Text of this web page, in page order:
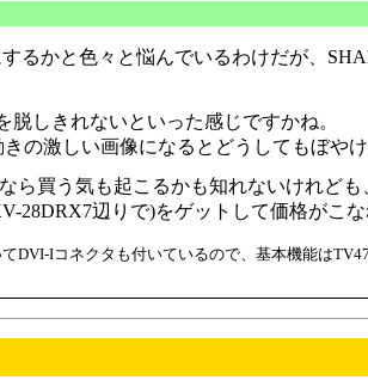
るかと色々と悩んでいるわけだが、
しきれないといった感じですかね。
の激しい画像になるとどうしてもぼや
ら買う気も起こるかも知れないけれど
28DRX7辺りで)をゲットして価格が
DVI-Iコネクタも付いているので、基本機能は